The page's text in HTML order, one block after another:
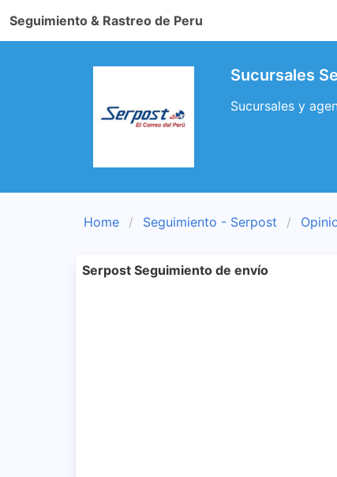
Seguimiento & Rastreo de Peru
Sucursales
Sucursales y
Home Seguimiento - Serpost
Serpost Seguimiento de envío